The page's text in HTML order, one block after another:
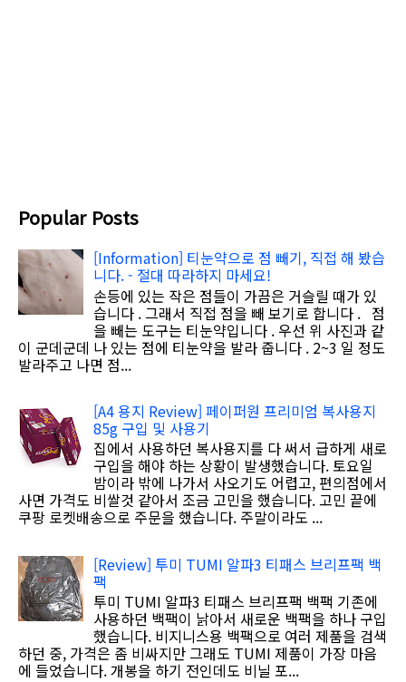
Popular Posts
[Information] 티눈약으로 점 빼기, 직접 해 봤습
니다. - 절대 따라하지 마세요!
손등에 있는 작은 점들이 가끔은 거슬릴 때가 있
습니다 . 그래서 직접 점을 빼 보기로 합니다 . 점
을 빼는 도구는 티눈약입니다 . 우선 위 사진과 같
이 군데군데 나 있는 점에 티눈약을 발라 줍니다 . 2~3 일 정도
발라주고 나면 점...
[A4 용지 Review] 페이퍼원 프리미엄 복사용지
85g 구입 및 사용기
집에서 사용하던 복사용지를 다 써서 급하게 새로
구입을 해야 하는 상황이 발생했습니다. 토요일
밤이라 밖에 나가서 사오기도 어렵고, 편의점에서
사면 가격도 비쌀것 같아서 조금 고민을 했습니다. 고민 끝에
쿠팡 로켓배송으로 주문을 했습니다. 주말이라도 ...
[Review] 투미 TUMI 알파3 티패스 브리프팩 백
팩
투미 TUMI 알파3 티패스 브리프팩 백팩 기존에
사용하던 백팩이 낡아서 새로운 백팩을 하나 구입
했습니다. 비지니스용 백팩으로 여러 제품을 검색
하던 중, 가격은 좀 비싸지만 그래도 TUMI 제품이 가장 마음
에 들었습니다. 개봉을 하기 전인데도 비닐 포...